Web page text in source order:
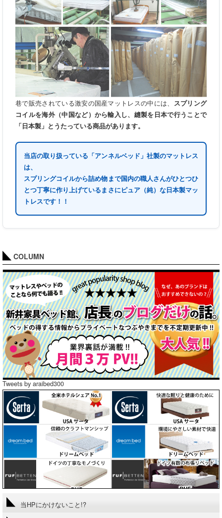
巷で販売されている激安の国産マットレスの中には、 スプリング
コイルを海外（中国など）から輸入し、縫製を日本で行うことで
「日本製」とうたっている商品があります。
当店の取り扱っている「アンネルベッド」社製のマットレス
は、
スプリングコイルから詰め物まで国内の職人さんがひとつひ
とつ丁寧に作り上げているまさにピュア（純）な日本製マッ
トレスです！！
COLUMN
Tweets by araibed300
当HPにかけないこと!?